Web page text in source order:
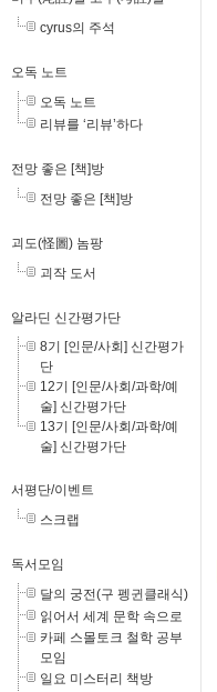
cyrus의 주석
오독 노트
오독 노트
리뷰를 ‘리뷰’하다
전망 좋은 [책]방
전망 좋은 [책]방
괴도(怪圖) 놈팡
괴작 도서
알라딘 신간평가단
8기 [인문/사회] 신간평가
단
12기 [인문/사회/과학/예
술] 신간평가단
13기 [인문/사회/과학/예
술] 신간평가단
서평단/이벤트
스크랩
독서모임
달의 궁전(구 펭귄클래식)
읽어서 세계 문학 속으로
카페 스몰토크 철학 공부
모임
일요 미스터리 책방